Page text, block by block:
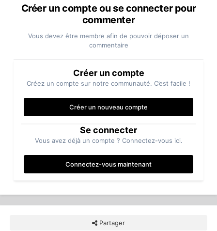
Créer un compte ou se connecter pour
commenter
Vous devez être membre afin de pouvoir déposer un
commentaire
Créer un compte
Créez un compte sur notre communauté. C’est facile !
Créer un nouveau compte
Se connecter
Vous avez déjà un compte ? Connectez-vous ici.
Connectez-vous maintenant
Partager